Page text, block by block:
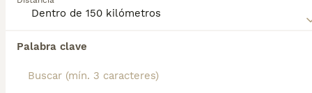
Palabra clave
para obtener información sobre esta raza de perro.
Encontramos 0 Akita Inu Cachorros en venta
Si deseas exactamente esta búsqueda guarda tu